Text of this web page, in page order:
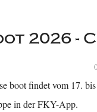
2026 -
boot findet vom 17.
in der FKY-App.